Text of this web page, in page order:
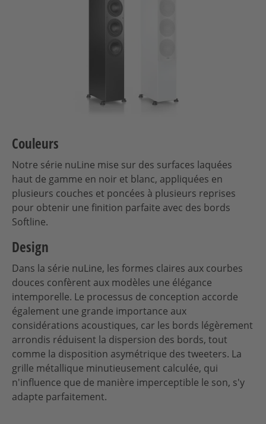
Couleurs
Notre série nuLine mise sur des surfaces laquées
haut de gamme en noir et blanc, appliquées en
plusieurs couches et poncées à plusieurs reprises
pour obtenir une finition parfaite avec des bords
Softline.
Design
Dans la série nuLine, les formes claires aux courbes
douces confèrent aux modèles une élégance
intemporelle. Le processus de conception accorde
également une grande importance aux
considérations acoustiques, car les bords légèrement
arrondis réduisent la dispersion des bords, tout
comme la disposition asymétrique des tweeters. La
grille métallique minutieusement calculée, qui
n'influence que de manière imperceptible le son, s'y
adapte parfaitement.